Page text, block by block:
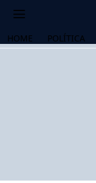
HOME POLÍTICA